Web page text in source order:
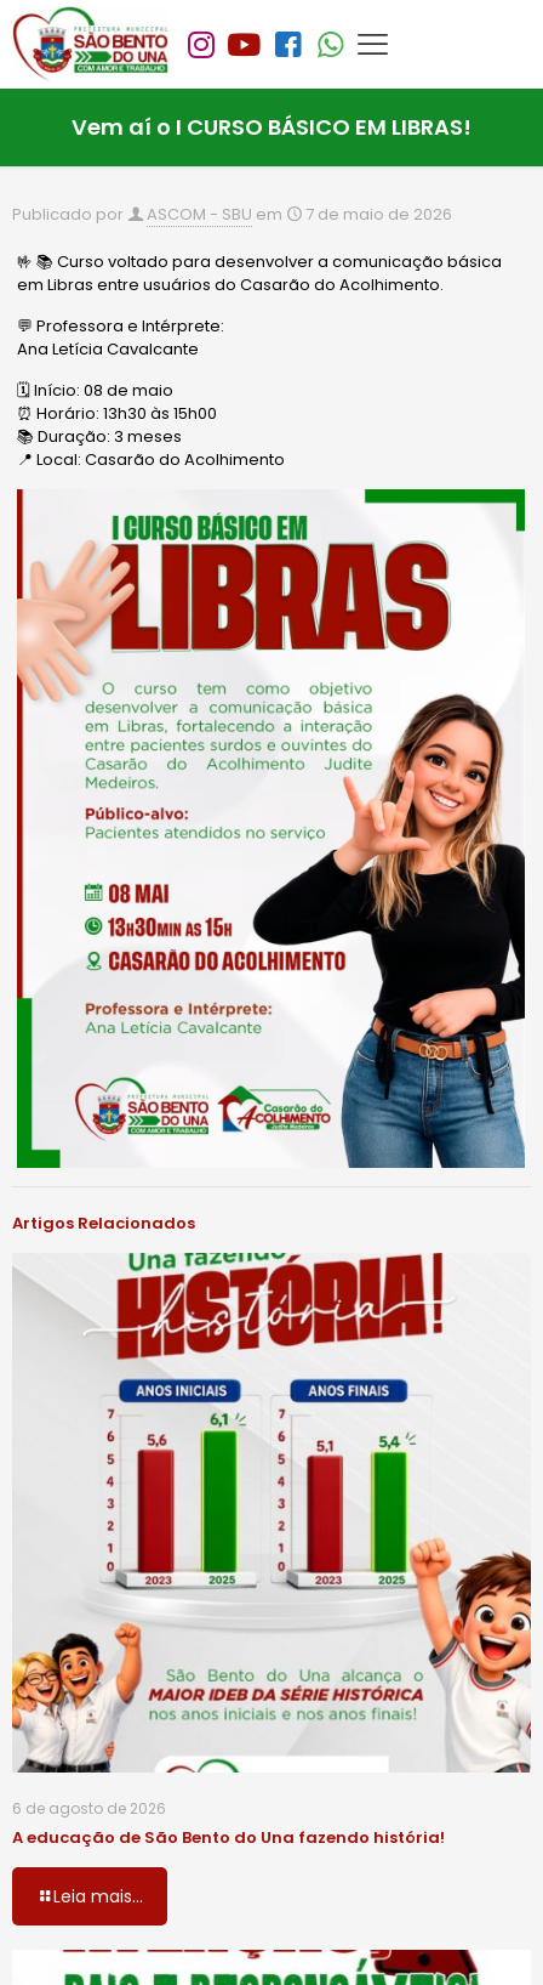
Vem aí o I CURSO BÁSICO EM LIBRAS!
Publicado por ASCOM - SBU em 7 de maio de 2026
🤟 📚 Curso voltado para desenvolver a comunicação básica
em Libras entre usuários do Casarão do Acolhimento.
💬 Professora e Intérprete:
Ana Letícia Cavalcante
🗓 Início: 08 de maio
⏰ Horário: 13h30 às 15h00
📚 Duração: 3 meses
📍 Local: Casarão do Acolhimento
Artigos Relacionados
6 de agosto de 2026
A educação de São Bento do Una fazendo história!
Leia mais...